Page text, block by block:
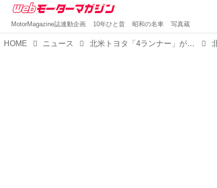
MotorMagazine誌連動企画 10年ひと昔 昭和の名車 写真蔵
HOME ニュース 北米トヨタ「4ランナー」が2025年初頭発売開始。「ハイラックスサーフ」の日本復活に期待